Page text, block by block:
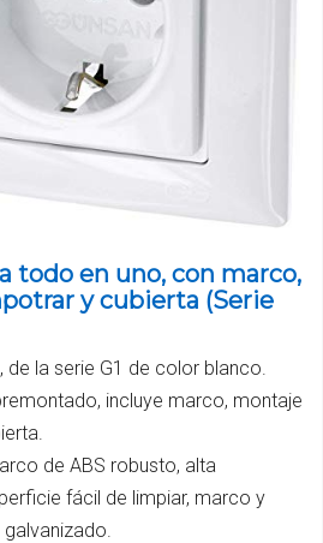
todo en uno, con marco,
y cubierta (Serie
de la serie G1 de color blanco.
incluye marco, montaje
de ABS robusto, alta
fácil de limpiar, marco y